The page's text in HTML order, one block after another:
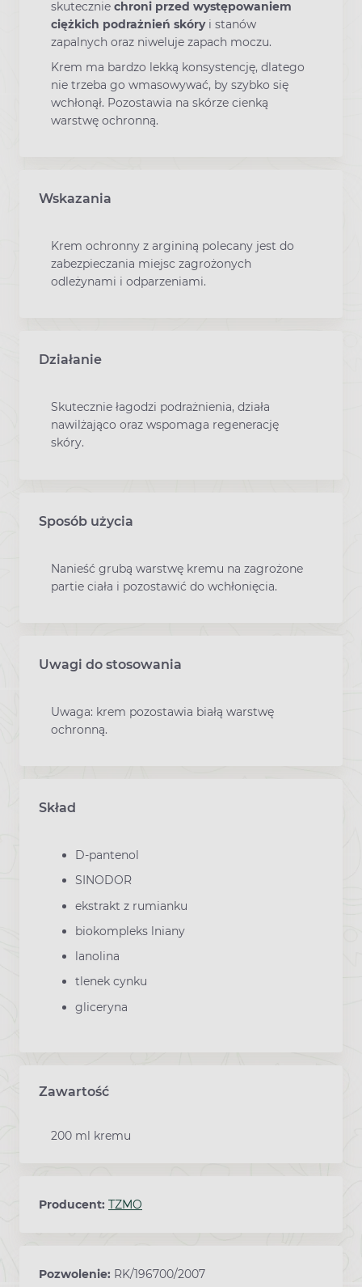
skutecznie chroni przed występowaniem
ciężkich podrażnień skóryi stanów
zapalnych oraz niweluje zapach moczu.
Krem ma bardzo lekką konsystencję, dlatego
nie trzeba go wmasowywać, by szybko się
wchłonął. Pozostawia na skórze cienką
warstwę ochronną.
Wskazania
Krem ochronny z argininą polecany jest do
zabezpieczania miejsc zagrożonych
odleżynami i odparzeniami.
Działanie
Skutecznie łagodzi podrażnienia, działa
nawilżająco oraz wspomaga regenerację
skóry.
Sposób użycia
Nanieść grubą warstwę kremu na zagrożone
partie ciała i pozostawić do wchłonięcia.
Uwagi do stosowania
Uwaga: krem pozostawia białą warstwę
ochronną.
Skład
D-pantenol
SINODOR
ekstrakt z rumianku
biokompleks lniany
lanolina
tlenek cynku
gliceryna
Zawartość
200 ml kremu
Producent: TZMO
Pozwolenie: RK/196700/2007